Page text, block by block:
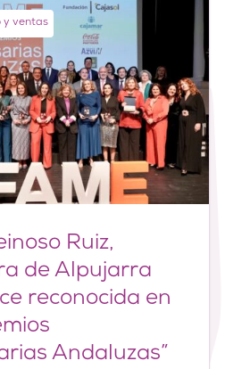
y ventas
Ruiz,
de Alpujarra
reconocida en
Andaluzas”